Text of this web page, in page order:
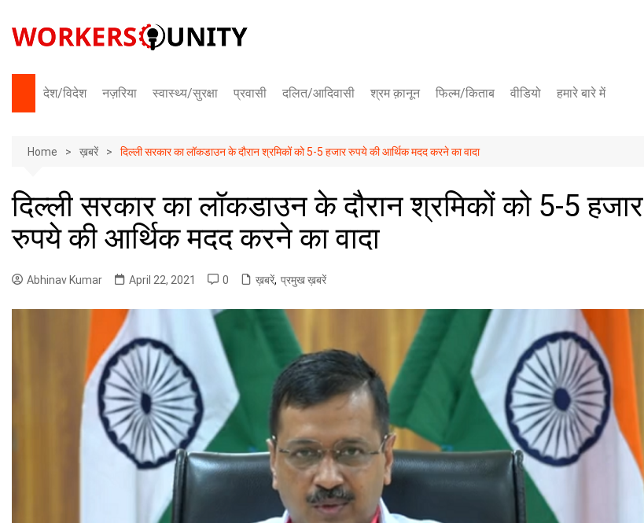
content
देश/विदेश
अंतराष्ट्रीय
नज़रिया स्वास्थ्य/सुरक्षा प्रवासी दलित/आदिवासी श्रम क़ानून फिल्म/किताब वीडियो हमारे बारे में
Home ख़बरें दिल्ली सरकार का लॉकडाउन के दौरान श्रमिकों को 5-5 हजार रुपये की आर्थिक मदद करने का वादा
दिल्ली सरकार का लॉकडाउन के दौरान श्रमिकों को 5-5 हजार
रुपये की आर्थिक मदद करने का वादा
Abhinav Kumar April 22, 2021 0 ख़बरें, प्रमुख ख़बरें